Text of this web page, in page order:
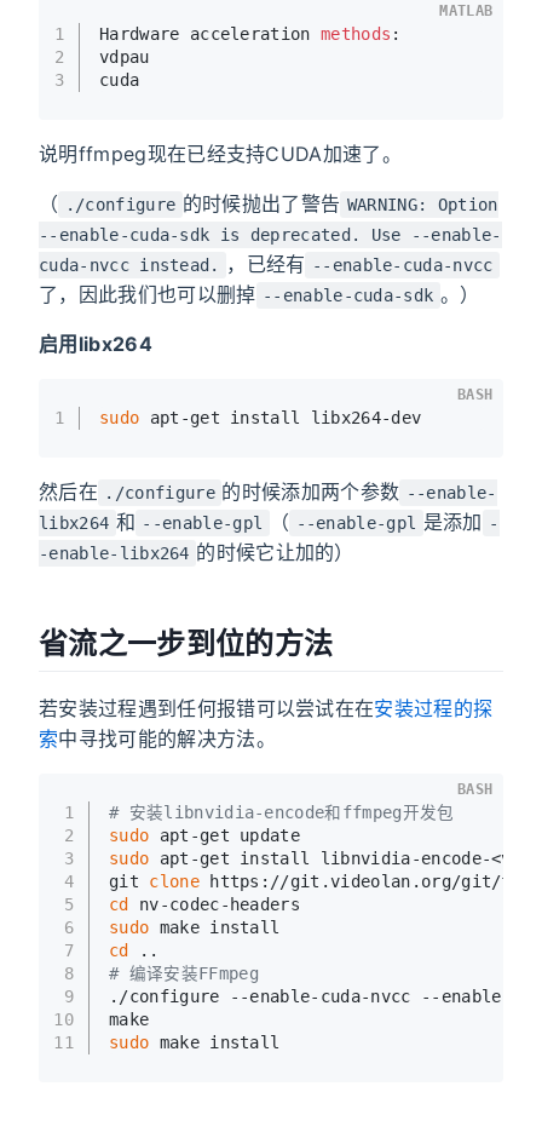
1
2
3
Hardware acceleration methods :
vdpau
cuda
MATLAB
说明ffmpeg现在已经支持CUDA加速了。
（ ./configure 的时候抛出了警告 WARNING: Option
--enable-cuda-sdk is deprecated. Use --enable-
cuda-nvcc instead.
，已经有 --enable-cuda-nvcc
了，因此我们也可以删掉 --enable-cuda-sdk 。）
启用libx264
1 sudo apt-get install libx264-dev
BASH
然后在 ./configure 的时候添加两个参数 --enable-
libx264 和 --enable-gpl （ --enable-gpl 是添加 -
-enable-libx264 的时候它让加的）
省流之一步到位的方法
若安装过程遇到任何报错可以尝试在在安装过程的探
索中寻找可能的解决方法。
1
2
3
4
5
6
7
8
9
10
11
# 安装libnvidia-encode和ffmpeg开发包
sudo apt-get update
sudo apt-get install libnvidia-encode-
git clone https://git.videolan.org/git/
cd
nv-codec-headers
sudo make install
cd
..
# 编译安装FFmpeg
./configure --enable-cuda-nvcc --enable-
make
sudo make install
BASH